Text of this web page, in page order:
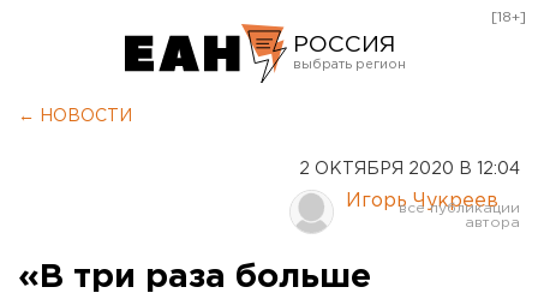
РОССИЯ
Курган
Оренбург
[18+]
← НОВОСТИ
2 ОКТЯБРЯ 2020 В 12:04
Игорь Чукреев
«В три раза больше